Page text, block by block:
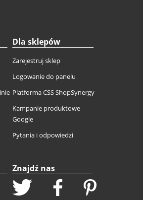
Dla sklepów
Zarejestruj sklep
Logowanie do panelu
Platforma CSS ShopSynergy
Kampanie produktowe
Google
Pytania i odpowiedzi
Znajdź nas